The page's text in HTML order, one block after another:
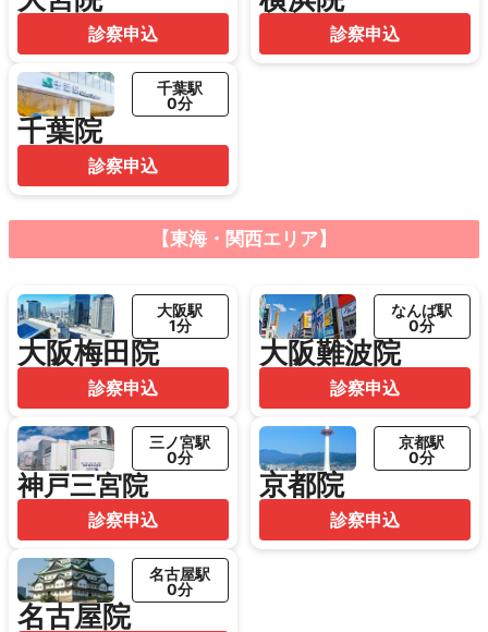
診察申込 診察申込
千葉院
千葉駅
0分
診察申込
【東海・関西エリア】
大阪梅田院
大阪駅
1分
診察申込
大阪難波院
なんば駅
0分
診察申込
神戸三宮院
三ノ宮駅
0分
診察申込
京都院
京都駅
0分
診察申込
名古屋院
名古屋駅
0分